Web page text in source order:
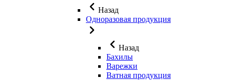
Назад
Одноразовая продукция
Назад
Бахилы
Варежки
Ватная продукция